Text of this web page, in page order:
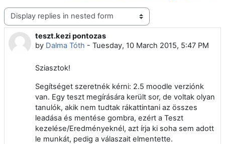
Display mode
teszt.kezi pontozas
by Dalma Tóth - Tuesday, 10 March 2015, 5:47 PM
Number of replies: 0
Sziasztok!
Segítséget szeretnék kérni: 2.5 moodle verziónk
van. Egy teszt megírására került sor, de voltak olyan
tanulók, akik nem tudtak rákattintani az összes
leadása és mentése gombra, ezért a Teszt
kezelése/Eredményeknél, azt írja ki soha sem adott
le munkát, pedig a válaszait elmentette.